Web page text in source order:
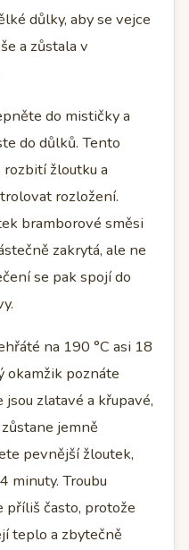
důlky, aby se vejce
a zůstala v
do mističky a
do důlků. Tento
žloutku a
rozložení.
bramborové směsi
zakrytá, ale ne
se pak spojí do
na 190 °C asi 18
okamžik poznáte
zlatavé a křupavé,
jemně
pevnější žloutek,
minuty. Troubu
často, protože
teplo a zbytečně